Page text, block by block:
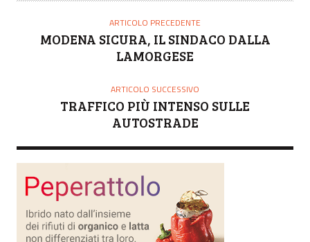
T
ARTICOLO PRECEDENTE
MODENA SICURA, IL SINDACO DALLA
LAMORGESE
ARTICOLO SUCCESSIVO
TRAFFICO PIÙ INTENSO SULLE
AUTOSTRADE